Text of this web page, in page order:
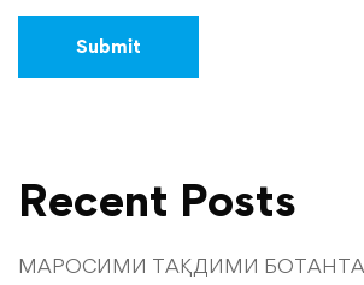
Recent Posts
МАРОСИМИ ТАҚДИМИ